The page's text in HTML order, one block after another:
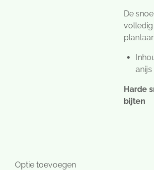
De
volledig
Harde
bijten
Optie toevoegen